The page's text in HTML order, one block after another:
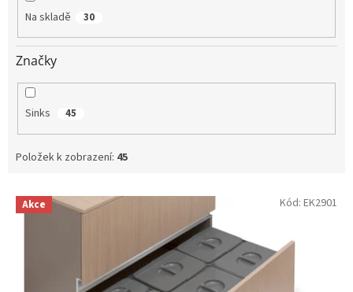
Na skladě 30
Značky
Sinks 45
Položek k zobrazení: 45
V Akce Kód: EK2901